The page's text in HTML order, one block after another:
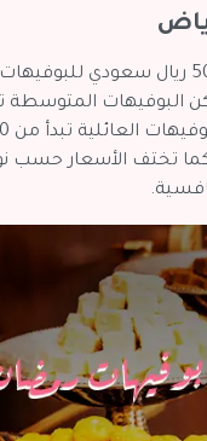
كما تختف الأسعار حسب